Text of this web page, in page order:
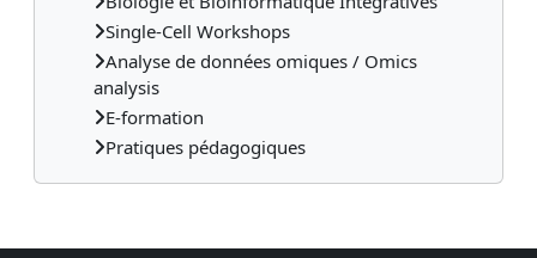
Single-Cell Workshops
Analyse de données omiques / Omics
analysis
E-formation
Pratiques pédagogiques